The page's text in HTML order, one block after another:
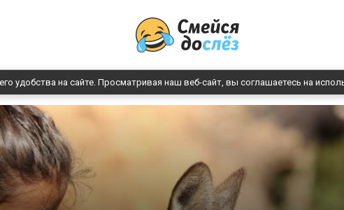
удобства на сайте. Просматривая наш веб-сайт, вы соглашаетесь на